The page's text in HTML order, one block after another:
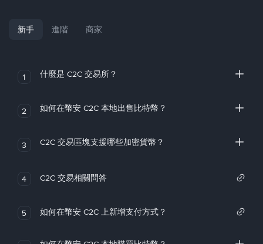
新手 進階 商家
1 什麼是 C2C 交易所？
2 如何在幣安 C2C 本地出售比特幣？
3 C2C 交易區塊支援哪些加密貨幣？
4 C2C 交易相關問答
5 如何在幣安 C2C 上新增支付方式？